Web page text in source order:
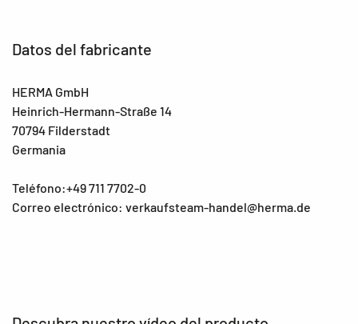
Datos del fabricante
HERMA GmbH
Heinrich-Hermann-Straße 14
70794 Filderstadt
Germania
Teléfono:+49 711 7702-0
Correo electrónico: verkaufsteam-handel@herma.de